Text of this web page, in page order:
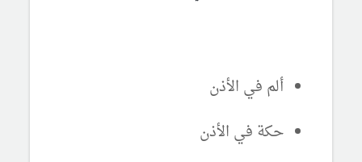
ألم في الأذن
حكة في الأذن